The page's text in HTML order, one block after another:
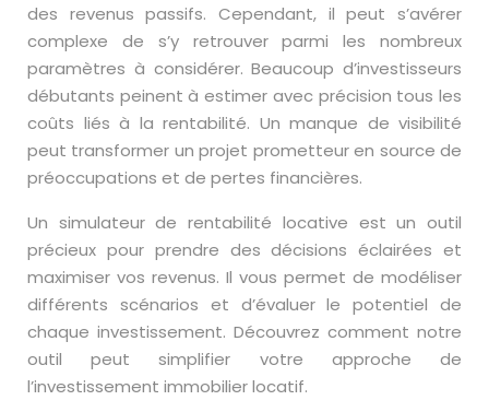
des revenus passifs. Cependant, il peut s’avérer
complexe de s’y retrouver parmi les nombreux
paramètres à considérer. Beaucoup d’investisseurs
débutants peinent à estimer avec précision tous les
coûts liés à la rentabilité. Un manque de visibilité
peut transformer un projet prometteur en source de
préoccupations et de pertes financières.
Un simulateur de rentabilité locative est un outil
précieux pour prendre des décisions éclairées et
maximiser vos revenus. Il vous permet de modéliser
différents scénarios et d’évaluer le potentiel de
chaque investissement. Découvrez comment notre
outil peut simplifier votre approche de
l’investissement immobilier locatif.